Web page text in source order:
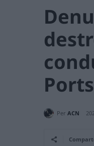
Ports
Per ACN